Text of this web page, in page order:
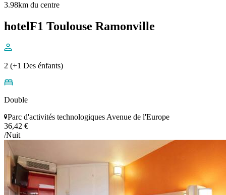
3.98km du centre
hotelF1 Toulouse Ramonville
2 (+1 Des énfants)
Double
Parc d'activités technologiques Avenue de l'Europe
36,42 €
/Nuit